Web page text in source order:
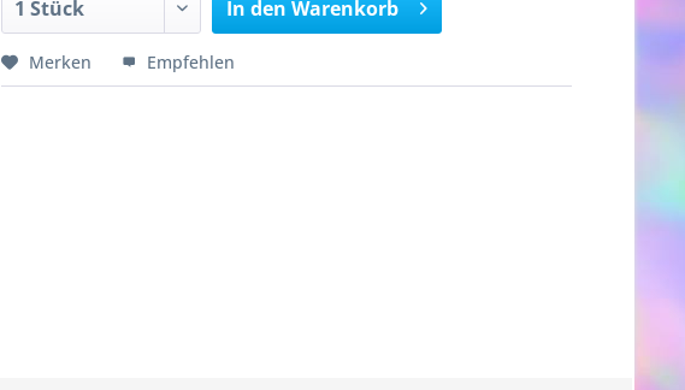
In den Warenkorb
Merken Empfehlen